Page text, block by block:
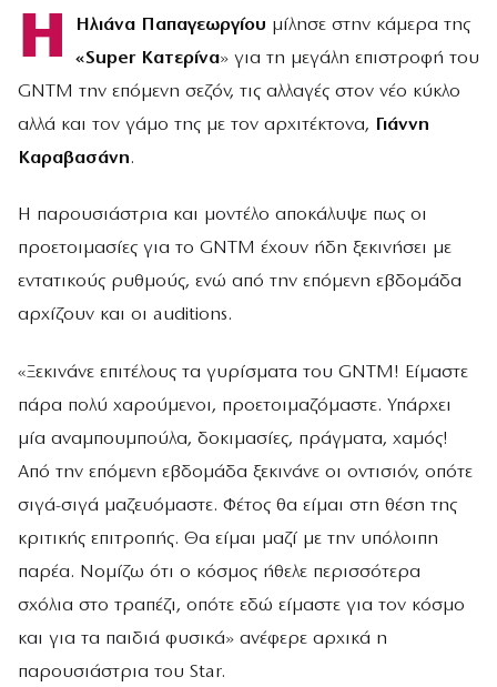
Η Ηλιάνα Παπαγεωργίου μίλησε στην κάμερα της
«Super Κατερίνα» για τη μεγάλη επιστροφή του
GNTM την επόμενη σεζόν, τις αλλαγές στον νέο κύκλο
αλλά και τον γάμο της με τον αρχιτέκτονα, Γιάννη
Καραβασάνη.
Η παρουσιάστρια και μοντέλο αποκάλυψε πως οι
προετοιμασίες για το GNTM έχουν ήδη ξεκινήσει με
εντατικούς ρυθμούς, ενώ από την επόμενη εβδομάδα
αρχίζουν και οι auditions.
«Ξεκινάνε επιτέλους τα γυρίσματα του GNTM! Είμαστε
πάρα πολύ χαρούμενοι, προετοιμαζόμαστε. Υπάρχει
μία αναμπουμπούλα, δοκιμασίες, πράγματα, χαμός!
Από την επόμενη εβδομάδα ξεκινάνε οι οντισιόν, οπότε
σιγά-σιγά μαζευόμαστε. Φέτος θα είμαι στη θέση της
κριτικής επιτροπής. Θα είμαι μαζί με την υπόλοιπη
παρέα. Νομίζω ότι ο κόσμος ήθελε περισσότερα
σχόλια στο τραπέζι, οπότε εδώ είμαστε για τον κόσμο
και για τα παιδιά φυσικά» ανέφερε αρχικά η
παρουσιάστρια του Star.